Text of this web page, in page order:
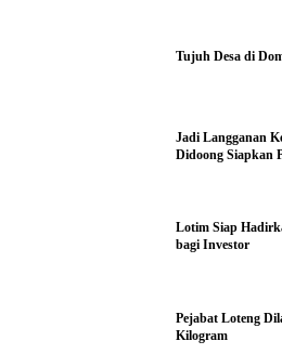
Tujuh Desa di
Jadi Langganan
Didoong Siapkan
Lotim Siap
bagi Investor
Pejabat Loteng
Kilogram